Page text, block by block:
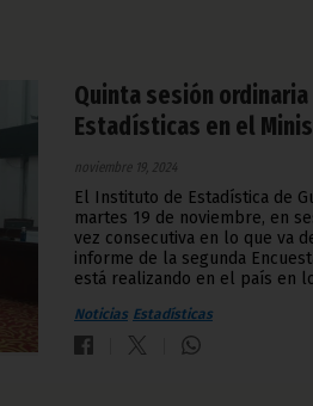
Quinta sesión
Estadísticas en el
noviembre 19, 2024
El Instituto de Estadística de
martes 19 de noviembre, en
vez consecutiva en lo que va
informe de la segunda
está realizando en el país en
Noticias Estadísticas